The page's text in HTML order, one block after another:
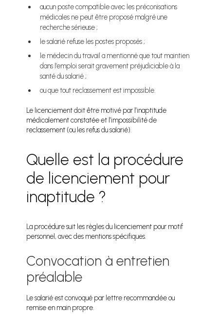
aucun poste compatible avec les préconisations
médicales ne peut être proposé malgré une
recherche sérieuse ;
le salarié refuse les postes proposés ;
le médecin du travail a mentionné que tout maintien
dans l’emploi serait gravement préjudiciable à la
santé du salarié ;
ou que tout reclassement est impossible.
Le licenciement doit être motivé par l’inaptitude
médicalement constatée et l’impossibilité de
reclassement (ou les refus du salarié).
Quelle est la procédure
de licenciement pour
inaptitude ?
La procédure suit les règles du licenciement pour motif
personnel, avec des mentions spécifiques.
Convocation à entretien
préalable
Le salarié est convoqué par lettre recommandée ou
remise en main propre.